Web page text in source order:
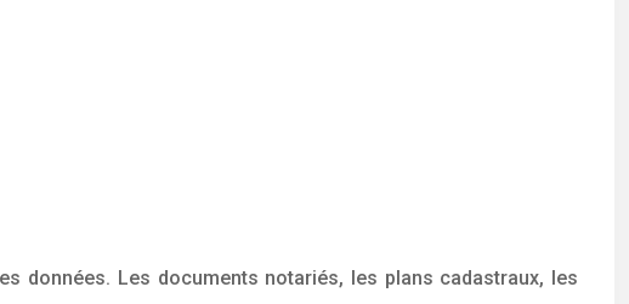
données. Les documents notariés, les plans cadastraux, les